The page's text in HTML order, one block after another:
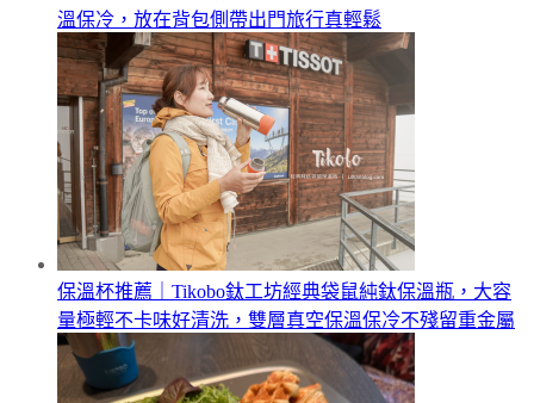
溫保冷，放在背包側帶出門旅行真輕鬆
保溫杯推薦｜Tikobo鈦工坊經典袋鼠純鈦保溫瓶，大容
量極輕不卡味好清洗，雙層真空保溫保冷不殘留重金屬